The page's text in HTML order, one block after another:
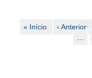
Paginação
Primeira
« Início
Página
‹ Anterior